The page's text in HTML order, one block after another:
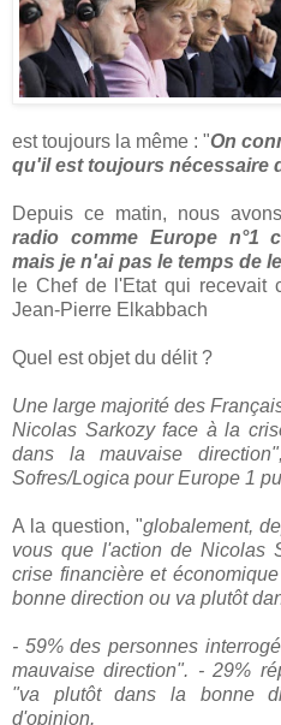
est toujours la même : "On
qu'il est toujours nécessaire
Depuis ce matin, nous
radio comme Europe n°1
mais je n'ai pas le temps de
le Chef de l'Etat qui recevait
Jean-Pierre Elkabbach
Quel est objet du délit ?
Une large majorité des
Nicolas Sarkozy face à la
dans la mauvaise
Sofres/Logica pour Europe 1
A la question, "globalement,
vous que l'action de Nicolas
crise financière et
bonne direction ou va plutôt
- 59% des personnes
mauvaise direction". - 29%
"va plutôt dans la bonne
d'opinion.